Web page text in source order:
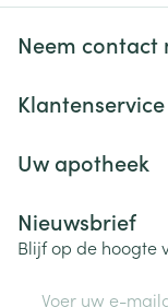
Neem contact
Klantenservice
Uw apotheek
Nieuwsbrief
Blijf op de hoogte